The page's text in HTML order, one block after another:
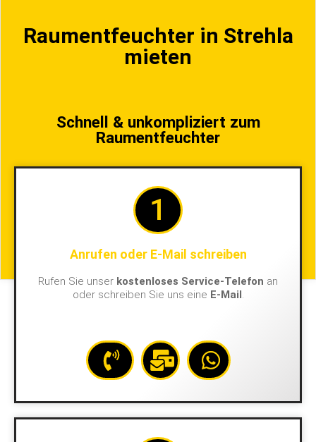
Raumentfeuchter in Strehla
mieten
Schnell & unkompliziert zum
Raumentfeuchter
1
Anrufen oder E-Mail schreiben
Rufen Sie unser kostenloses Service-Telefon an
oder schreiben Sie uns eine E-Mail.